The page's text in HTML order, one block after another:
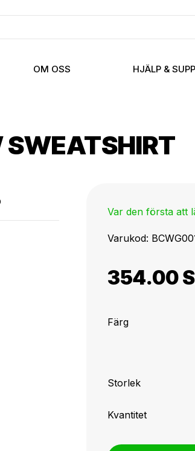
OM OSS HJÄLP &
SWEATSHIRT
Var den första att
Varukod
354.00
Färg
Storlek
Kvantitet